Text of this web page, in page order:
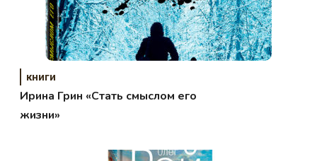
книги
Ирина Грин «Стать смыслом его
жизни»